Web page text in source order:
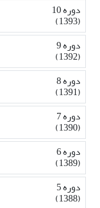
دوره 10
(1393)
دوره 9
(1392)
دوره 8
(1391)
دوره 7
(1390)
دوره 6
(1389)
دوره 5
(1388)